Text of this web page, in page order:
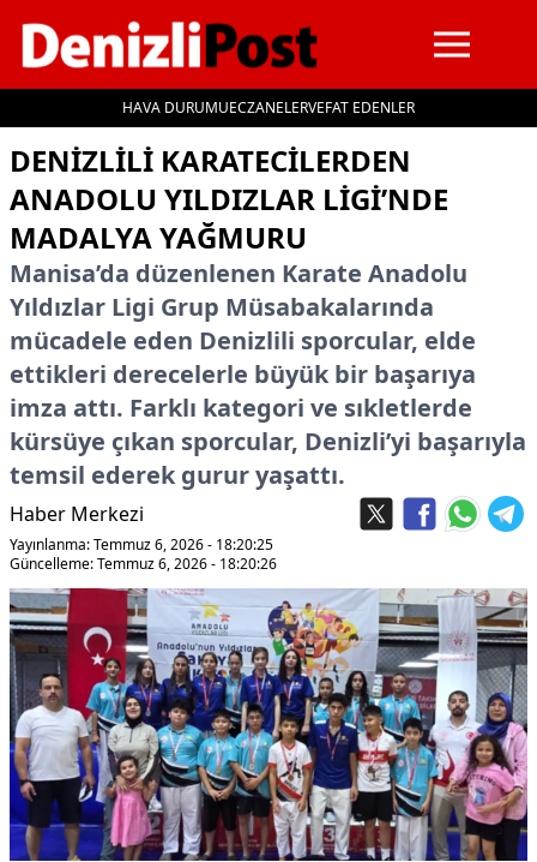
HAVA DURUMUECZANELERVEFAT EDENLER
İçeriğe geç
DENIZLILI KARATECILERDEN
ANADOLU YILDIZLAR LIGI’NDE
MADALYA YAĞMURU
Manisa’da düzenlenen Karate Anadolu
Yıldızlar Ligi Grup Müsabakalarında
mücadele eden Denizlili sporcular, elde
ettikleri derecelerle büyük bir başarıya
imza attı. Farklı kategori ve sıkletlerde
kürsüye çıkan sporcular, Denizli’yi başarıyla
temsil ederek gurur yaşattı.
Haber Merkezi
Yayınlanma: Temmuz 6, 2026 - 18:20:25
Güncelleme: Temmuz 6, 2026 - 18:20:26